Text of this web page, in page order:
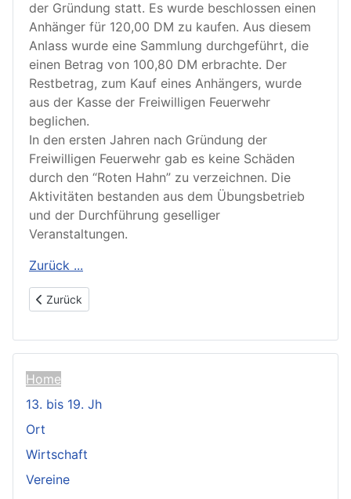
Home
13. bis 19. Jh
Ort
Wirtschaft
Vereine
der Gründung statt. Es wurde beschlossen einen
Anhänger für 120,00 DM zu kaufen. Aus diesem
Anlass wurde eine Sammlung durchgeführt, die
einen Betrag von 100,80 DM erbrachte. Der
Restbetrag, zum Kauf eines Anhängers, wurde
aus der Kasse der Freiwilligen Feuerwehr
beglichen.
In den ersten Jahren nach Gründung der
Freiwilligen Feuerwehr gab es keine Schäden
durch den “Roten Hahn” zu verzeichnen. Die
Aktivitäten bestanden aus dem Übungsbetrieb
und der Durchführung geselliger
Veranstaltungen.
Zurück ...
Vorheriger Beitrag: 1952 Die Erweiterung des Spritzenhauses
Zurück